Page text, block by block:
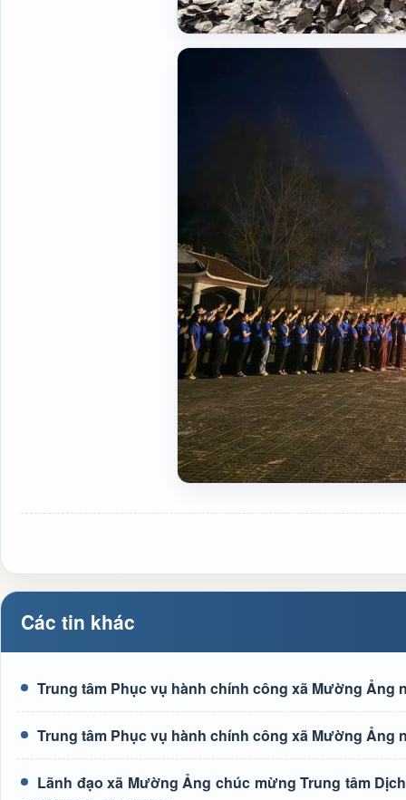
Các tin khác
Trung tâm Phục vụ hành chính công xã Mường Ảng
Trung tâm Phục vụ hành chính công xã Mường Ảng
Lãnh đạo xã Mường Ảng chúc mừng Trung tâm